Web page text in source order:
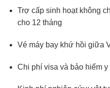
Trợ cấp sinh hoạt không
cho 12 tháng
Vé máy bay khứ hồi giữa
Chi phí visa và bảo hiểm